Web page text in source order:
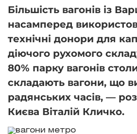
Більшість вагонів із
насамперед
технічні донори для
діючого рухомого
80% парку вагонів
складають вагони, що
радянських часів, —
Києва Віталій Кличко.